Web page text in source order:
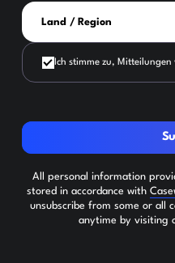
Ich stimme zu,
All personal information
stored in accordance with
unsubscribe from some or all
anytime by visiting